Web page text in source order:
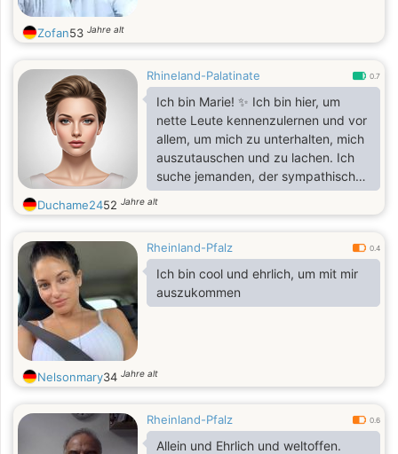
Zofan53 Jahre alt
Rhineland-Palatinate 0.7
Ich bin Marie! ✨ Ich bin hier, um
nette Leute kennenzulernen und vor
allem, um mich zu unterhalten, mich
auszutauschen und zu lachen. Ich
suche jemanden, der sympathisch
ist und mit dem man ganz
unkompliziert schreiben kann. 😉
bist, sei nicht schüchtern 🙈 Bleib
online mit mir! Ich habe total Lust,
dass wir jetzt anfangen zu
schreiben. Schick mir einfach eine
Duchame2452 Jahre alt
Rheinland-Pfalz 0.4
Ich bin cool und ehrlich, um mit mir
auszukommen
Nelsonmary34 Jahre alt
Rheinland-Pfalz 0.6
Allein und Ehrlich und weltoffen.